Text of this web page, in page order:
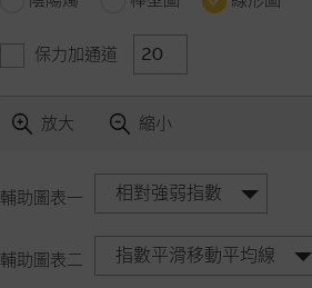
保力加通道
放大 縮小
輔助圖表一 相對強弱指數
輔助圖表二 指數平滑移動平均線